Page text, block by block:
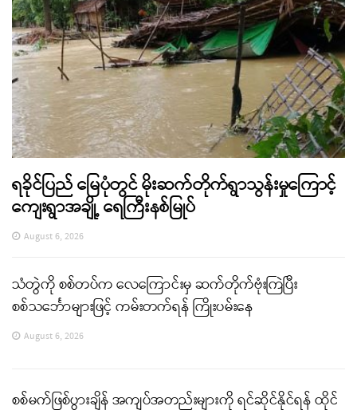
ရခိုင်ပြည် မြေပုံတွင် မိုးဆက်တိုက်ရွာသွန်းမှုကြောင့်
ကျေးရွာအချို့ ရေကြီးနစ်မြုပ်
August 6, 2026
သံတွဲကို စစ်တပ်က လေကြောင်းမှ ဆက်တိုက်ဗုံးကြဲပြီး
စစ်သင်္ဘောများဖြင့် ကမ်းတက်ရန် ကြိုးပမ်းနေ
August 6, 2026
စစ်မက်ဖြစ်ပွားချိန် အကျပ်အတည်းများကို ရင်ဆိုင်နိုင်ရန် ထိုင်